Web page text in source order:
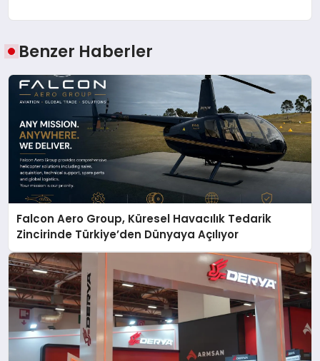
Benzer Haberler
Falcon Aero Group, Küresel Havacılık Tedarik
Zincirinde Türkiye’den Dünyaya Açılıyor